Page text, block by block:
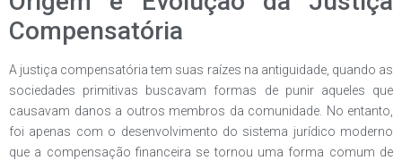
Compensatória
A justiça compensatória tem suas raízes na antiguidade, quando as
sociedades primitivas buscavam formas de punir aqueles que
causavam danos a outros membros da comunidade. No entanto,
foi apenas com o desenvolvimento do sistema jurídico moderno
que a compensação financeira se tornou uma forma comum de